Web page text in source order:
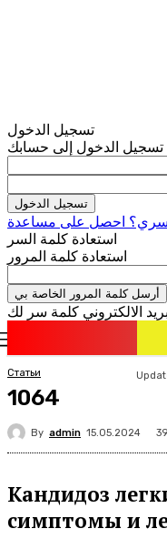
تسجيل الدخول
تسجيل الدخول إلى حسابك
احصل على مساعدة
استعادة كلمة السر
استعادة كلمة المرور
Статьи
1064
By admin 15.05.2024
Кандидоз
симптомы и